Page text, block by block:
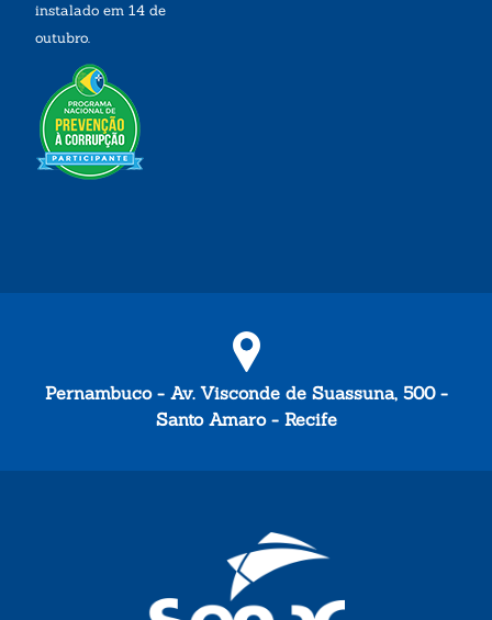
instalado em 14 de
outubro.
Pernambuco - Av. Visconde de Suassuna, 500 -
Santo Amaro - Recife